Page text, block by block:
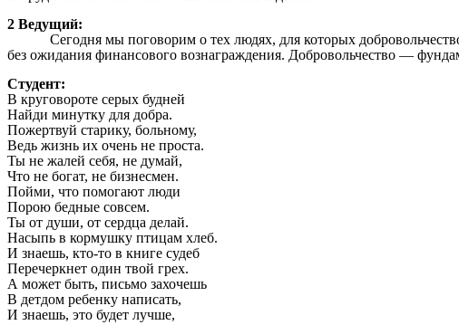
2 Ведущий:
Сегодня мы поговорим о тех людях, для которых
без ожидания финансового вознаграждения. Добровольчество —
Студент:
В круговороте серых будней
Найди минутку для добра.
Пожертвуй старику, больному,
Ведь жизнь их очень не проста.
Ты не жалей себя, не думай,
Что не богат, не бизнесмен.
Пойми, что помогают люди
Порою бедные совсем.
Ты от души, от сердца делай.
Насыпь в кормушку птицам хлеб.
И знаешь, кто-то в книге судеб
Перечеркнет один твой грех.
А может быть, письмо захочешь
В детдом ребенку написать,
И знаешь, это будет лучше,